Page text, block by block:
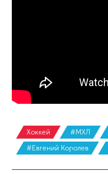
Хоккей #МХЛ
#Евгений Королев